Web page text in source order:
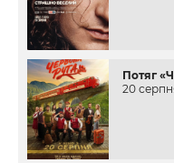
Потяг
20